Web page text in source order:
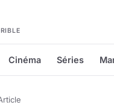
Cinéma Séries